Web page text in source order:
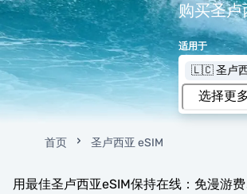
购买圣
适用于
🇱🇨 圣卢
首页 圣卢西亚 eSIM
用最佳圣卢西亚eSIM保持在线：免漫游